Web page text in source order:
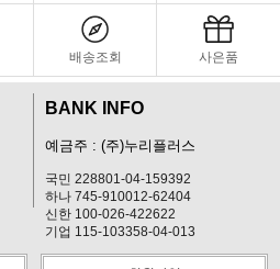
배송조회 사은품
BANK INFO
예금주 : (주)누리플러스
국민 228801-04-159392
하나 745-910012-62404
신한 100-026-422622
기업 115-103358-04-013